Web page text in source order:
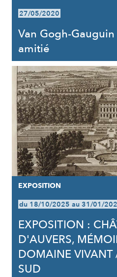
27/05/2020
Van Gogh-
amitié
EXPOSITION
du 18/10/2025 au 31/01/
EXPOSITION :
D'AUVERS,
DOMAINE VIVANT
SUD